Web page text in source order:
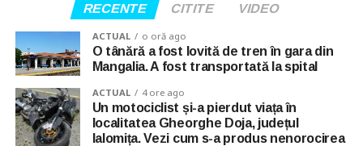
RECENTE CITITE VIDEO
ACTUAL o oră ago
O tânără a fost lovită de tren în gara din
Mangalia. A fost transportată la spital
ACTUAL 4 ore ago
Un motociclist și-a pierdut viața în
localitatea Gheorghe Doja, județul
Ialomița. Vezi cum s-a produs nenorocirea